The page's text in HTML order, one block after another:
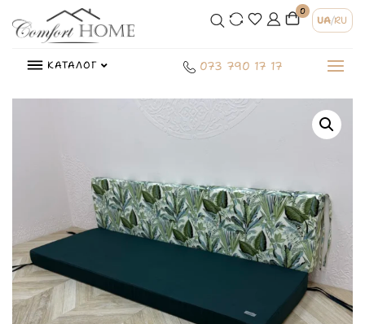
0
UA/RU
КАТАЛОГ 073 790 17 17